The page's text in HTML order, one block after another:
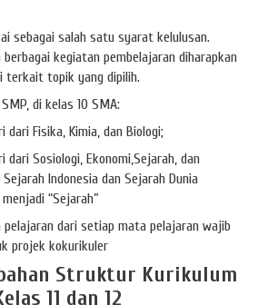
sebagai salah satu syarat kelulusan.
kegiatan pembelajaran diharapkan
terkait topik yang dipilih.
di kelas 10 SMA:
dari Fisika, Kimia, dan Biologi;
dari Sosiologi, Ekonomi,Sejarah, dan
Indonesia dan Sejarah Dunia
“Sejarah”
pelajaran dari setiap mata pelajaran wajib
projek kokurikuler
Struktur Kurikulum
11 dan 12